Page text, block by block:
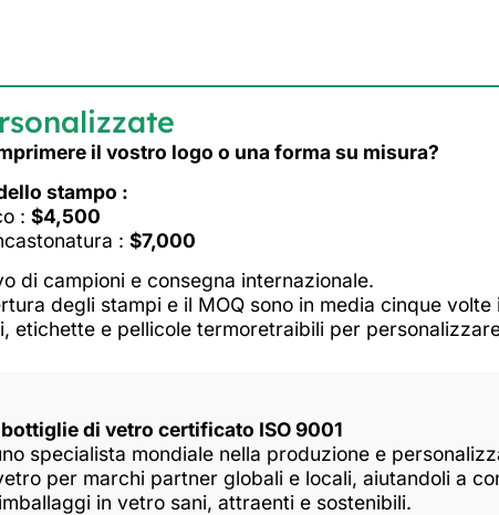
il vostro logo o una forma su misura?
stampo :
:$4,500
:$7,000
di campioni e consegna internazionale.
degli stampi e il MOQ sono in media cinque
etichette e pellicole termoretraibili per
di vetro certificato ISO 9001
specialista mondiale nella produzione e
per marchi partner globali e locali, aiutandoli a
in vetro sani, attraenti e sostenibili.